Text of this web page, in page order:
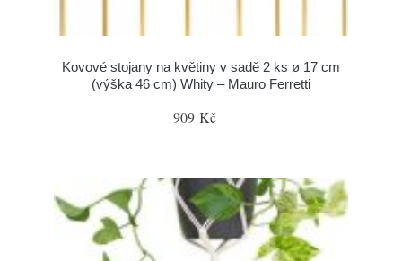
Kovové stojany na květiny v sadě 2 ks ø 17 cm
(výška 46 cm) Whity – Mauro Ferretti
909 Kč